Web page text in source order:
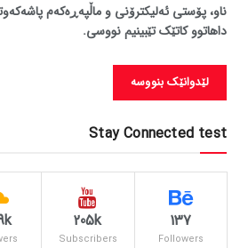
ناو، پۆستی ئەلیکترۆنی و ماڵپەڕەکەم
داهاتوو کاتێک تێبینیم نووسی.
Stay Connected test
137
Followers
205k
Subscribers